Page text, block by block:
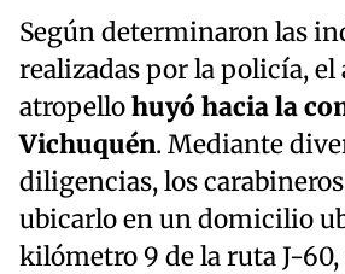
Según determinaron las
realizadas por la policía, el
atropellohuyó hacia la
Vichuquén. Mediante
diligencias, los
ubicarlo en un domicilio
kilómetro 9 de la ruta J-60,